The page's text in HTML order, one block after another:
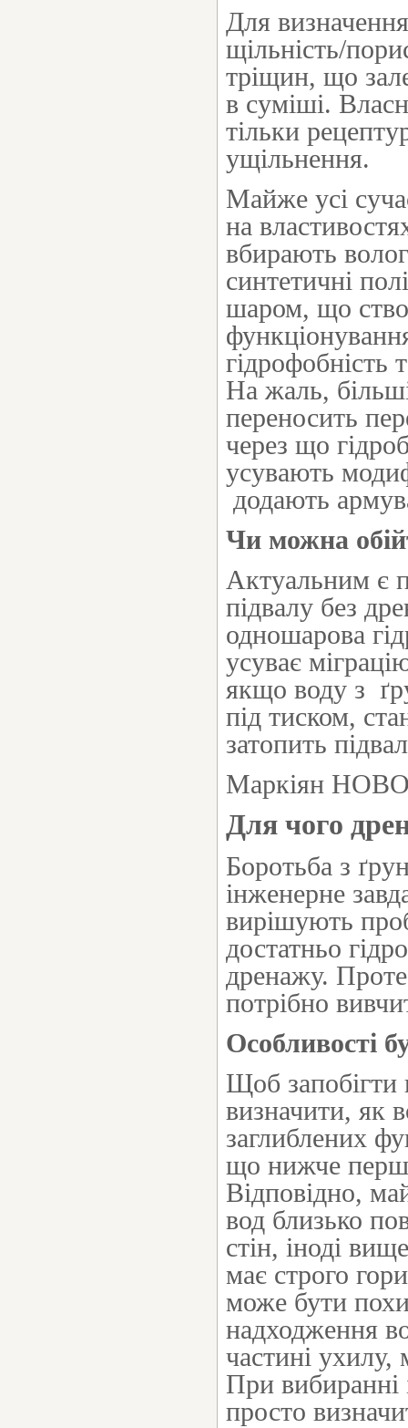
Для
щільність/
тріщин, що
в суміші.
тільки
ущільнення.
Майже усі
на
вбирають
синтетичні
шаром, що
гідрофобність
На жаль,
переносить
через що
усувають
додають
Чи можна
Актуальним є
підвалу без
одношарова
усуває
якщо воду з
під тиском,
затопить
Маркіян
Для чого
Боротьба з
інженерне
вирішують
достатньо
дренажу.
потрібно
Особливості
Щоб запобігти
визначити, як
заглиблених
що нижче
Відповідно,
вод близько
стін, іноді
має строго
може бути
надходження
частині ухилу,
При вибиранні
просто